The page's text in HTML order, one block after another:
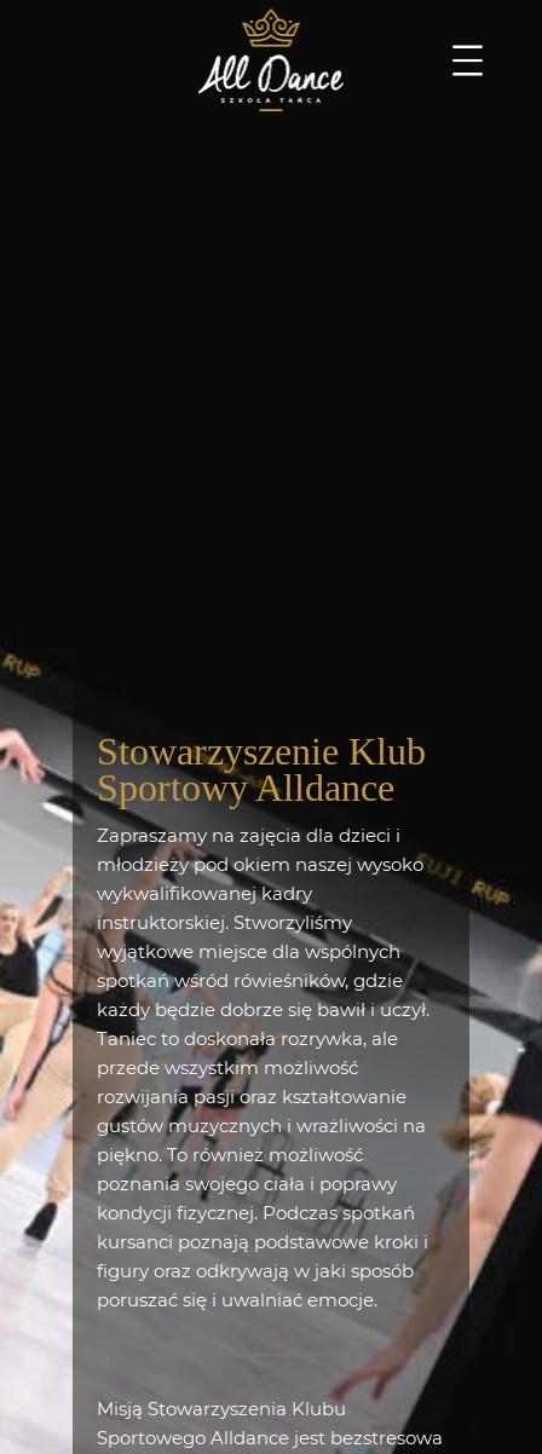
Stowarzyszenie Klub
Sportowy Alldance
Zapraszamy na zajęcia dla dzieci i
młodzieży pod okiem naszej wysoko
wykwalifikowanej kadry
instruktorskiej. Stworzyliśmy
wyjątkowe miejsce dla wspólnych
spotkań wśród rówieśników, gdzie
każdy będzie dobrze się bawił i uczył.
Taniec to doskonała rozrywka, ale
przede wszystkim możliwość
rozwijania pasji oraz kształtowanie
gustów muzycznych i wrażliwości na
piękno. To również możliwość
poznania swojego ciała i poprawy
kondycji fizycznej. Podczas spotkań
kursanci poznają podstawowe kroki i
figury oraz odkrywają w jaki sposób
poruszać się i uwalniać emocje.
Misją Stowarzyszenia Klubu
Sportowego Alldance jest bezstresowa